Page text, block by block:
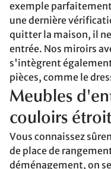
exemple
une dernière
quitter la maison, il
entrée. Nos miroirs
s'intègrent
pièces, comme le
Meubles
couloirs
Vous connaissez
de place de
déménagement, on